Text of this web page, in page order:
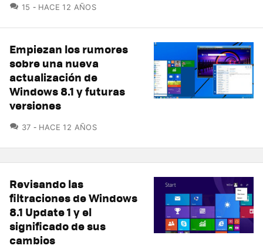
15 COMENTARIOS
HACE 12 AÑOS
Empiezan los rumores
sobre una nueva
actualización de
Windows 8.1 y futuras
versiones
37 COMENTARIOS
HACE 12 AÑOS
Revisando las
filtraciones de Windows
8.1 Update 1 y el
significado de sus
cambios